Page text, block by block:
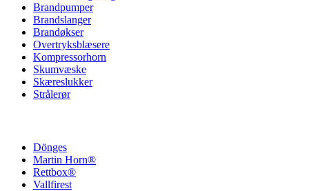
Brandpumper
Brandslanger
Brandøkser
Overtryksblæsere
Kompressorhorn
Skumvæske
Skæreslukker
Strålerør
Dönges
Martin Horn®
Rettbox®
Vallfirest